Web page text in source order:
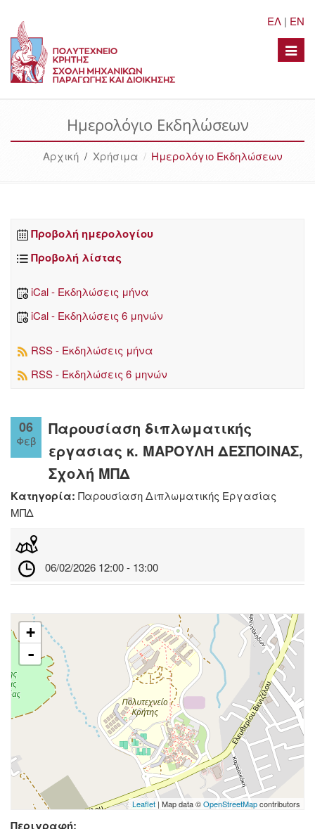
ΕΛ | EN
Toggle
Ημερολόγιο Εκδηλώσεων
Αρχική / Χρήσιμα Ημερολόγιο Εκδηλώσεων
Προβολή ημερολογίου
Προβολή λίστας
iCal - Εκδηλώσεις μήνα
iCal - Εκδηλώσεις 6 μηνών
RSS - Εκδηλώσεις μήνα
RSS - Εκδηλώσεις 6 μηνών
06
Φεβ
Παρουσίαση διπλωματικής
εργασιας κ. ΜΑΡΟΥΛΗ ΔΕΣΠΟΙΝΑΣ,
Σχολή ΜΠΔ
Κατηγορία: Παρουσίαση Διπλωματικής Εργασίας
ΜΠΔ
06/02/2026 12:00 - 13:00
+
-
Leaflet | Map data ©OpenStreetMapcontributors
Περιγραφή: